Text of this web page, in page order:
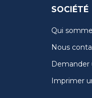
SOCIÉTÉ
Qui
Nous
Demander
Imprimer